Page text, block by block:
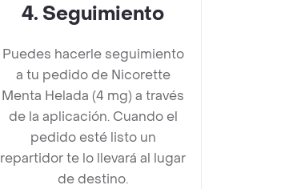
4. Seguimiento
Puedes hacerle seguimiento
a tu pedido de Nicorette
Menta Helada (4 mg) a través
de la aplicación. Cuando el
pedido esté listo un
repartidor te lo llevará al lugar
de destino.